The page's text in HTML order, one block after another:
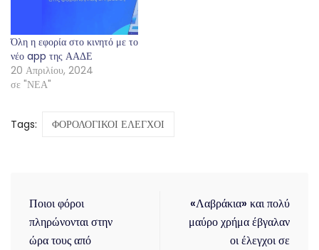
Όλη η εφορία στο κινητό με το
νέο app της ΑΑΔΕ
20 Απριλίου, 2024
σε "ΝΕΑ"
Tags: ΦΟΡΟΛΟΓΙΚΟΙ ΕΛΕΓΧΟΙ
Ποιοι φόροι
πληρώνονται στην
ώρα τους από
«Λαβράκια» και πολύ
μαύρο χρήμα έβγαλαν
οι έλεγχοι σε